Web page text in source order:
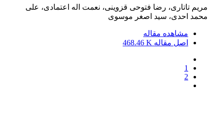
مریم تاتاری، رضا فتوحی قزوینی، نعمت اله اعتمادی، علی
محمد احدی، سید اصغر موسوی
مشاهده مقاله
اصل مقاله 468.46 K
1
2